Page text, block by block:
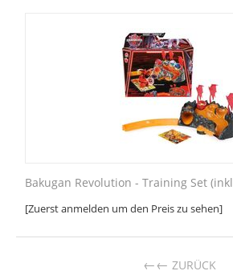
Bakugan Revolution - Training Set (inkl
[Zuerst anmelden um den Preis zu sehen]
← ZURÜCK